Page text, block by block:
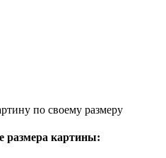
по своему размеру
размера картины: